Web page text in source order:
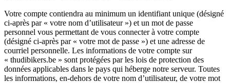
Votre compte contiendra au minimum un identifiant unique (désigné
ci-après par « votre nom d’utilisateur ») et un mot de passe
personnel vous permettant de vous connecter à votre compte
(désigné ci-après par « votre mot de passe ») et une adresse de
courriel personnelle. Les informations de votre compte sur
« thudibikers.be » sont protégées par les lois de protection des
données applicables dans le pays qui héberge notre serveur. Toutes
les informations, en-dehors de votre nom d’utilisateur, de votre mot